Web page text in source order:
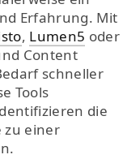
Erfahrung. Mit
, Lumen5 oder
Content
schneller
Tools
die
zu einer